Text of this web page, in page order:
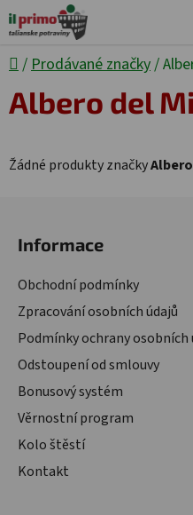
Přejít na obsah
Domů
/ Prodávané značky/
Albero del
Žádné produkty značky
Informace
Obchodní podmínky
Zpracování osobních údajů
Podmínky ochrany osobních
Odstoupení od smlouvy
Bonusový systém
Věrnostní program
Kolo štěstí
Kontakt